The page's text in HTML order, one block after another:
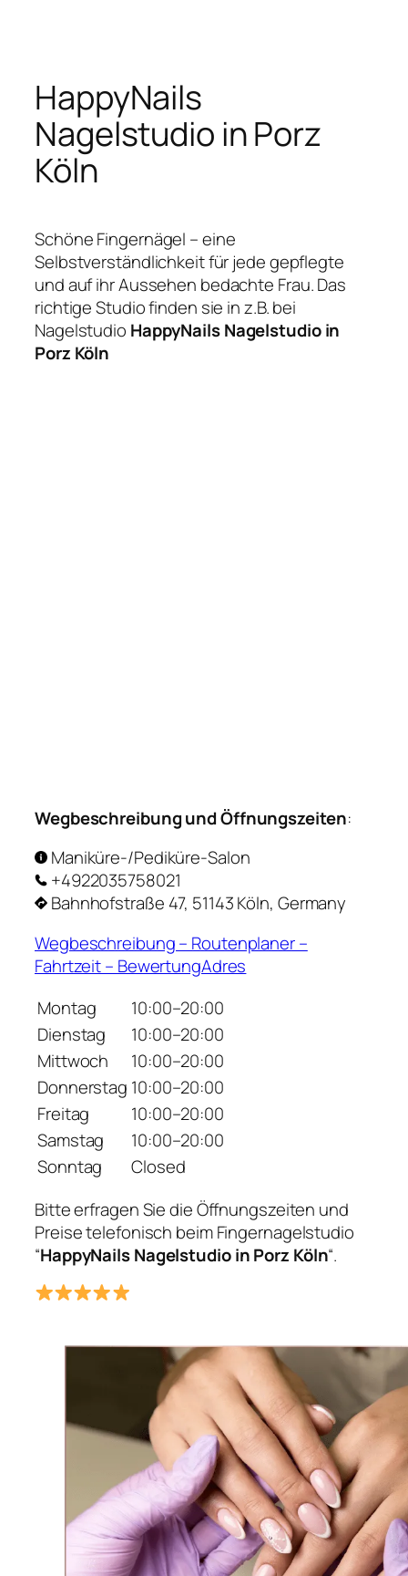
springen
HappyNails
Nagelstudio in Porz
Köln
Schöne Fingernägel – eine
Selbstverständlichkeit für jede gepflegte
und auf ihr Aussehen bedachte Frau. Das
richtige Studio finden sie in z.B. bei
Nagelstudio HappyNails Nagelstudio in
Porz Köln
Wegbeschreibung und Öffnungszeiten:
Maniküre-/Pediküre-Salon
+4922035758021
Bahnhofstraße 47, 51143 Köln, Germany
Wegbeschreibung – Routenplaner –
Fahrtzeit – BewertungAdres
Montag
10:00–20:00
Dienstag
10:00–20:00
Mittwoch
10:00–20:00
Donnerstag 10:00–20:00
Freitag
10:00–20:00
Samstag
10:00–20:00
Sonntag
Closed
Bitte erfragen Sie die Öffnungszeiten und
Preise telefonisch beim Fingernagelstudio
“HappyNails Nagelstudio in Porz Köln“.